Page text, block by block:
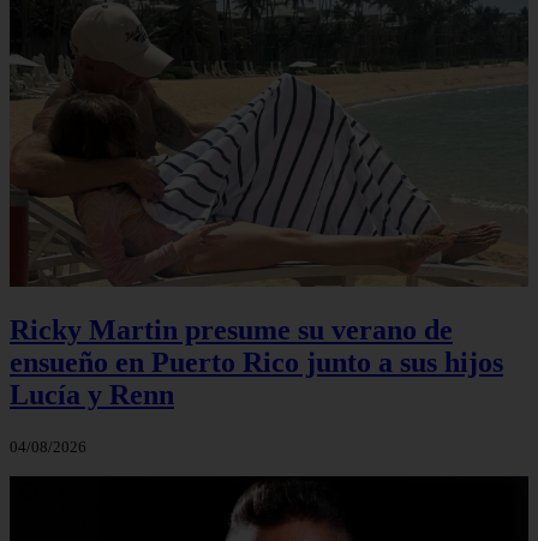
Ricky Martin presume su verano de
ensueño en Puerto Rico junto a sus hijos
Lucía y Renn
04/08/2026